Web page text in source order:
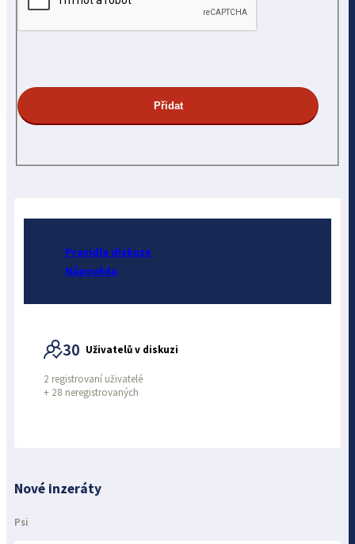
Pravidla diskuze
Nápověda
30 Uživatelů v diskuzi
2 registrovaní uživatelé
+ 28 neregistrovaných
Nové inzeráty
Psi